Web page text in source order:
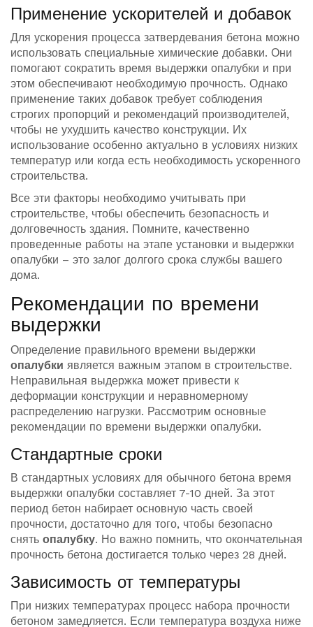
Применение ускорителей и добавок
Для ускорения процесса затвердевания бетона можно
использовать специальные химические добавки. Они
помогают сократить время выдержки опалубки и при
этом обеспечивают необходимую прочность. Однако
применение таких добавок требует соблюдения
строгих пропорций и рекомендаций производителей,
чтобы не ухудшить качество конструкции. Их
использование особенно актуально в условиях низких
температур или когда есть необходимость ускоренного
строительства.
Все эти факторы необходимо учитывать при
строительстве, чтобы обеспечить безопасность и
долговечность здания. Помните, качественно
проведенные работы на этапе установки и выдержки
опалубки – это залог долгого срока службы вашего
дома.
Рекомендации по времени
выдержки
Определение правильного времени выдержки
опалубки является важным этапом в строительстве.
Неправильная выдержка может привести к
деформации конструкции и неравномерному
распределению нагрузки. Рассмотрим основные
рекомендации по времени выдержки опалубки.
Стандартные сроки
В стандартных условиях для обычного бетона время
выдержки опалубки составляет 7-10 дней. За этот
период бетон набирает основную часть своей
прочности, достаточно для того, чтобы безопасно
снять опалубку. Но важно помнить, что окончательная
прочность бетона достигается только через 28 дней.
Зависимость от температуры
При низких температурах процесс набора прочности
бетоном замедляется. Если температура воздуха ниже